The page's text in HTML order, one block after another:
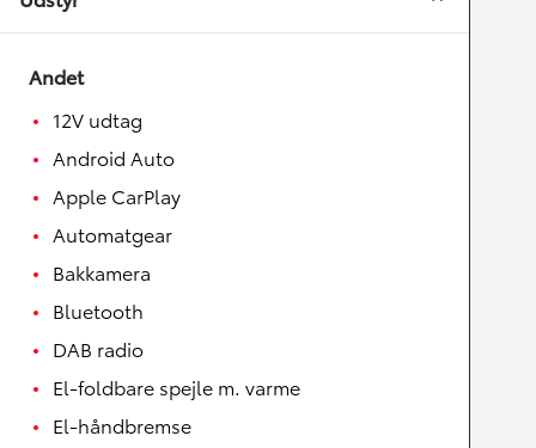
Andet
12V udtag
Android Auto
Apple CarPlay
Automatgear
Bakkamera
Bluetooth
DAB radio
El-foldbare spejle m. varme
El-håndbremse